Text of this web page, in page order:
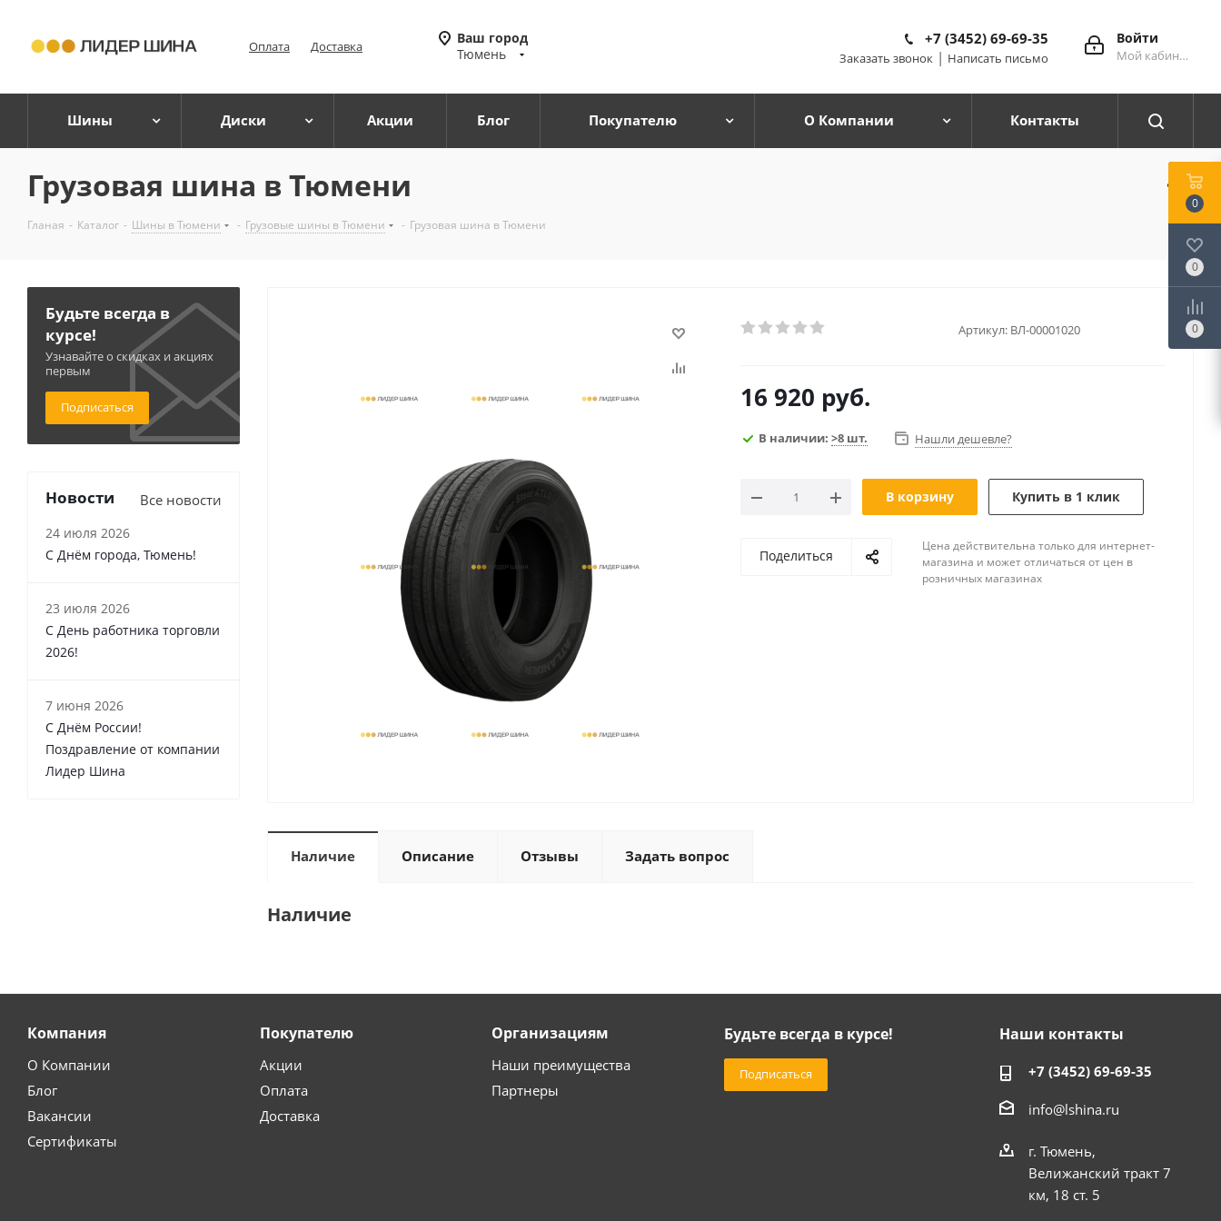
Оплата Доставка
Ваш город
Тюмень
Войти
Мой кабинет
+7 (3452) 69-69-35
Заказать звонок | Написать письмо
Шины Диски Акции Блог Покупателю О Компании Контакты
Грузовая шина в Тюмени
Гланая - Каталог - Шины в Тюмени - Грузовые шины в Тюмени - Грузовая шина в Тюмени
Артикул: ВЛ-00001020
16 920 руб.
В наличии: >8 шт. Нашли дешевле?
В корзину Купить в 1 клик
Поделиться
Цена действительна только для интернет-
магазина и может отличаться от цен в
розничных магазинах
Наличие Описание Отзывы Задать вопрос
Наличие
Будьте всегда в
курсе!
Узнавайте о скидках и акциях
первым
Подписаться
Новости Все новости
24 июля 2026
С Днём города, Тюмень!
23 июля 2026
С День работника торговли
2026!
7 июня 2026
С Днём России!
Поздравление от компании
Лидер Шина
Компания
О Компании
Блог
Вакансии
Сертификаты
Покупателю
Акции
Оплата
Доставка
Организациям
Наши преимущества
Партнеры
Будьте всегда в курсе!
Подписаться
Наши контакты
+7 (3452) 69-69-35
info@lshina.ru
г. Тюмень,
Велижанский тракт 7
км, 18 ст. 5
0
0
0